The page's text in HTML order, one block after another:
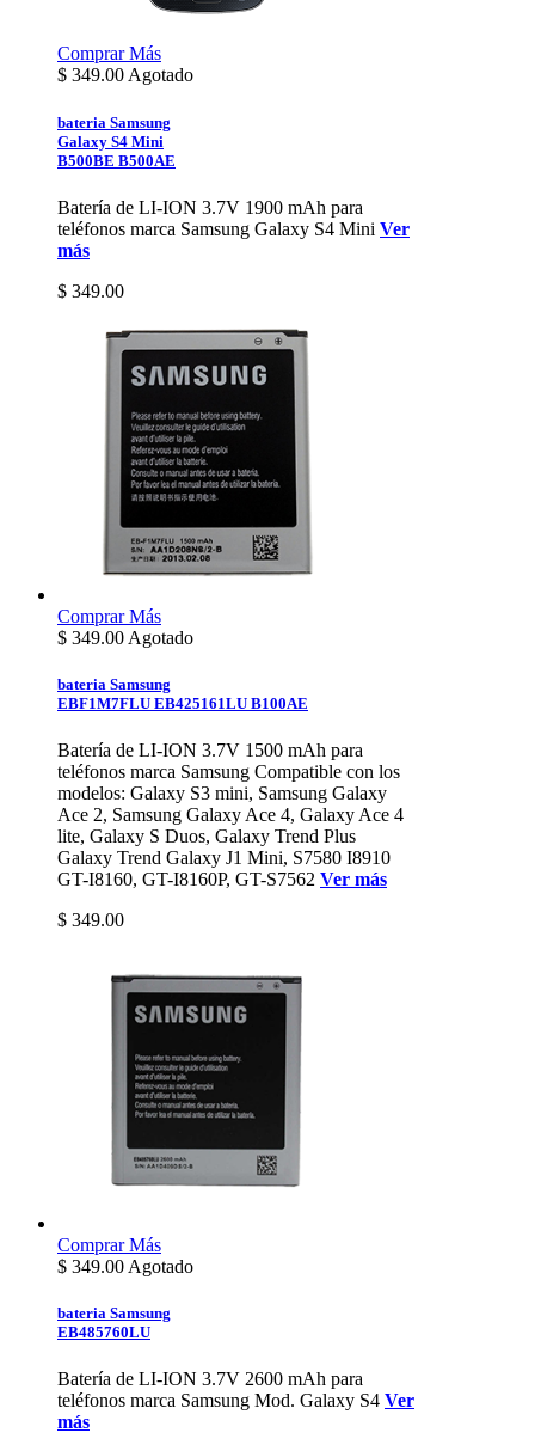
ComprarMás
$ 349.00Agotado
bateria Samsung
Galaxy S4 Mini
B500BE B500AE
Batería de LI-ION 3.7V 1900 mAh para
teléfonos marca Samsung Galaxy S4 Mini Ver
más
$ 349.00
ComprarMás
$ 349.00 Agotado
bateria Samsung
EBF1M7FLU EB425161LU B100AE
Batería de LI-ION 3.7V 1500 mAh para
teléfonos marca Samsung Compatible con los
modelos: Galaxy S3 mini, Samsung Galaxy
Ace 2, Samsung Galaxy Ace 4, Galaxy Ace 4
lite, Galaxy S Duos, Galaxy Trend Plus
Galaxy Trend Galaxy J1 Mini, S7580 I8910
GT-I8160, GT-I8160P, GT-S7562 Ver más
$ 349.00
ComprarMás
$ 349.00 Agotado
bateria Samsung
EB485760LU
Batería de LI-ION 3.7V 2600 mAh para
teléfonos marca Samsung Mod. Galaxy S4 Ver
más